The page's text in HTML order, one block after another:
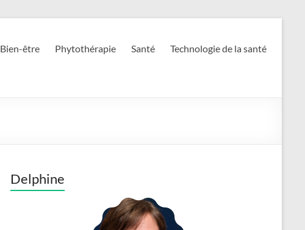
Bien-être Phytothérapie Santé Technologie de la santé
Delphine